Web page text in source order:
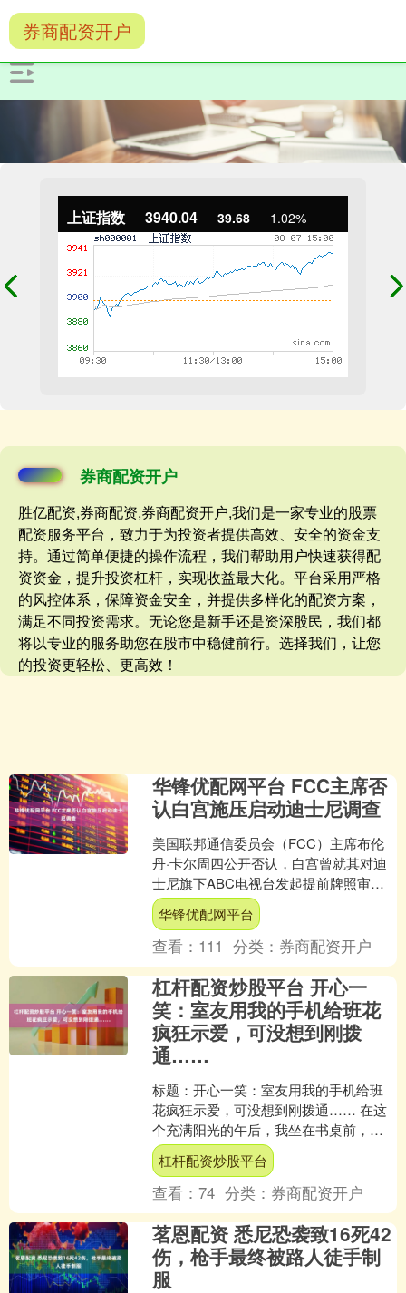
上证指数 3940.04 39.68 1.02%
券商配资开户
胜亿配资,券商配资,券商配资开户,我们是一家专业的股票
配资服务平台，致力于为投资者提供高效、安全的资金支
持。通过简单便捷的操作流程，我们帮助用户快速获得配
资资金，提升投资杠杆，实现收益最大化。平台采用严格
的风控体系，保障资金安全，并提供多样化的配资方案，
满足不同投资需求。无论您是新手还是资深股民，我们都
将以专业的服务助您在股市中稳健前行。选择我们，让您
的投资更轻松、更高效！
券商配资开户
华锋优配网平台 FCC主席否
认白宫施压启动迪士尼调查
美国联邦通信委员会（FCC）主席布伦
丹·卡尔周四公开否认，白宫曾就其对迪
士尼旗下ABC电视台发起提前牌照审查
一事施加任何压力。他强调，此举源于
该机构已进行一年多....
华锋优配网平台
查看： 111 分类： 券商配资开户
杠杆配资炒股平台 开心一
笑：室友用我的手机给班花
疯狂示爱，可没想到刚拨
通……
标题：开心一笑：室友用我的手机给班
花疯狂示爱，可没想到刚拨通…… 在这
个充满阳光的午后，我坐在书桌前，手
中握着一支笔，心中却充满了对生活的
无限遐想。突然，一阵急....
杠杆配资炒股平台
查看：74 分类： 券商配资开户
茗恩配资 悉尼恐袭致16死42
伤，枪手最终被路人徒手制
服